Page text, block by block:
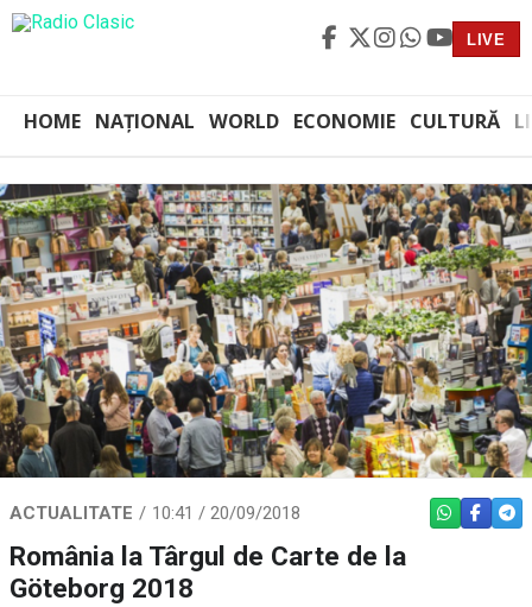
LIVE
HOME NAȚIONAL WORLD ECONOMIE CULTURĂ
ACTUALITATE 10:41 / 20/09/2018 WHATSAPP
România la Târgul de Carte de la
Göteborg 2018